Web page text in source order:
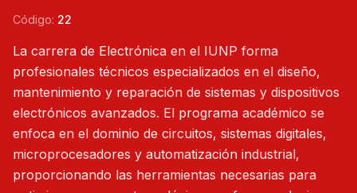
Código: 22
La carrera de Electrónica en el IUNP forma
profesionales técnicos especializados en el diseño,
mantenimiento y reparación de sistemas y dispositivos
electrónicos avanzados. El programa académico se
enfoca en el dominio de circuitos, sistemas digitales,
microprocesadores y automatización industrial,
proporcionando las herramientas necesarias para